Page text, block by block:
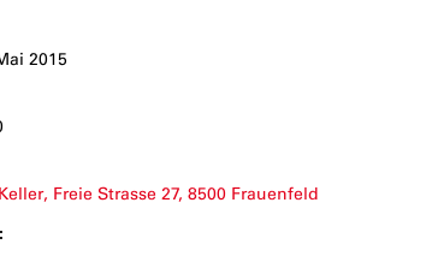
2015
Freie Strasse 27, 8500 Frauenfeld